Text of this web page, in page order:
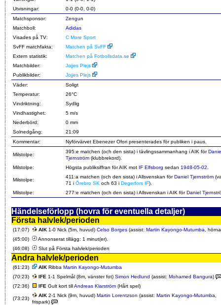
Utvisningar:
0-0 (0-0, 0-0)
Matchsponsor:
Zengun
Matchboll:
Adidas
Visades på TV:
C More Sport
SvFF matchfakta:
Matchen på SvFF
Extern statistik:
Matchen på Fotbollsdata.se
Matchbilder:
Jojjes Plejs
Publikbilder:
Jojjes Plejs
Väder:
Soligt
Temperatur:
26°C
Vindriktning:
Sydlig
Vindhastighet:
5 m/s
Nederbörd:
0 mm
Solnedgång:
21:09
Kommentar:
Nyförvärvet Ebenezer Ofori presenterades för publiken i paus.
Milstolpe:
395:e matchen (och den sista) i tävlingssammanhang i AIK för
Tjernström (klubbrekord).
Milstolpe:
Högsta publiksiffran för AIK mot IF Elfsborg sedan 1948-05-02
Milstolpe:
411:a matchen (och den sista) i Allsvenskan förDaniel Tjernström
71 i Örebro SK och 63 i Degerfors IF).
Milstolpe:
277:e matchen (och den sista) i Allsvenskan i AIK förDaniel
Händelseförlopp (hovra för eventuella detaljer)
Första halvlek/perioden
(17:07) AIK 1-0 Nick (5m, huvud) Celso Borges (assist: Martin Kayongo-Mutumba ,
(45:00)
Annonserat tillägg: 1 minut(er).
(46:08)
Slut på Första halvlek/perioden
Andra halvlek/perioden
(61:23) AIK Ribba Martin Kayongo-Mutumba
(70:23)
IFE 1-1 Spelmål (8m, vänster fot) Simon Hedlund (assist: Mohamed Bangura)
(72:36)
IFE Gult kort tillAndreas Klarström (Hårt spel)
(73:23)
AIK 2-1 Nick (9m, huvud) Martin Lorentzson (assist: Martin Kayongo-Mutumba
frispark)